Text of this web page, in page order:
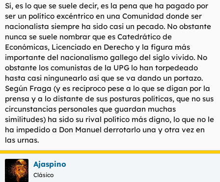
Sí, es lo que se suele decir, es la pena que ha pagado por
ser un político excéntrico en una Comunidad donde ser
nacionalista siempre ha sido casi un pecado. No obstante
nunca se suele nombrar que es Catedrático de
Económicas, Licenciado en Derecho y la figura más
importante del nacionalismo gallego del siglo vivido. No
obstante los comunistas de la UPG lo han torpedeado
hasta casi ningunearlo así que se va dando un portazo.
Según Fraga (y es recíproco pese a lo que se digan por la
prensa y a lo distante de sus posturas políticas, que no sus
circunstancias personales que guardan muchas
similitudes) ha sido su rival político más digno, lo que no le
ha impedido a Don Manuel derrotarlo una y otra vez en
las urnas.
Ajaspino
Clásico